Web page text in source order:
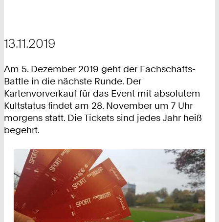
13.11.2019
Am 5. Dezember 2019 geht der Fachschafts-
Battle in die nächste Runde. Der
Kartenvorverkauf für das Event mit absolutem
Kultstatus findet am 28. November um 7 Uhr
morgens statt. Die Tickets sind jedes Jahr heiß
begehrt.